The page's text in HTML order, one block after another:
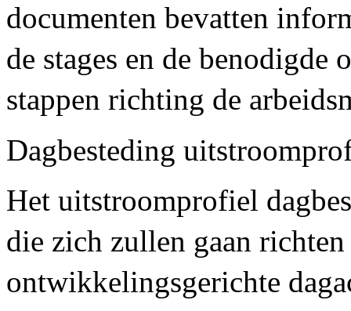
documenten bevatten
de stages en de benodigde
stappen richting de
Dagbesteding
Het uitstroomprofiel
die zich zullen gaan
ontwikkelingsgerichte